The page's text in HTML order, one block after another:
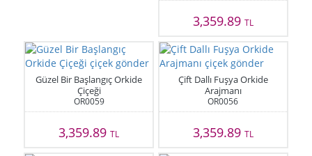
3,359.89 TL
Güzel Bir Başlangıç Orkide
Çiçeği
OR0059
3,359.89TL
Çift Dallı Fuşya Orkide
Arajmanı
OR0056
3,359.89 TL